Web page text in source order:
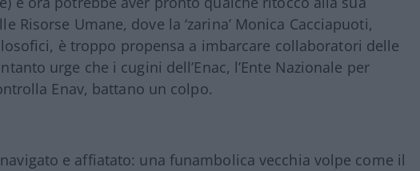
Risorse Umane, dove la ‘zarina’ Monica Cacciapuoti,
è troppo propensa a imbarcare collaboratori delle
urge che i cugini dell’Enac, l’Ente Nazionale per
Enav, battano un colpo.
e affiatato: una funambolica vecchia volpe come il